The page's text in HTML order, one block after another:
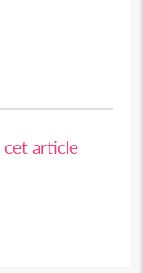
cet article